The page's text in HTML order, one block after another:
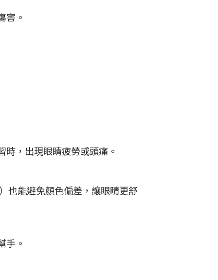
害。
，出現眼睛疲勞或頭痛。
也能避免顏色偏差，讓眼睛更舒
手。